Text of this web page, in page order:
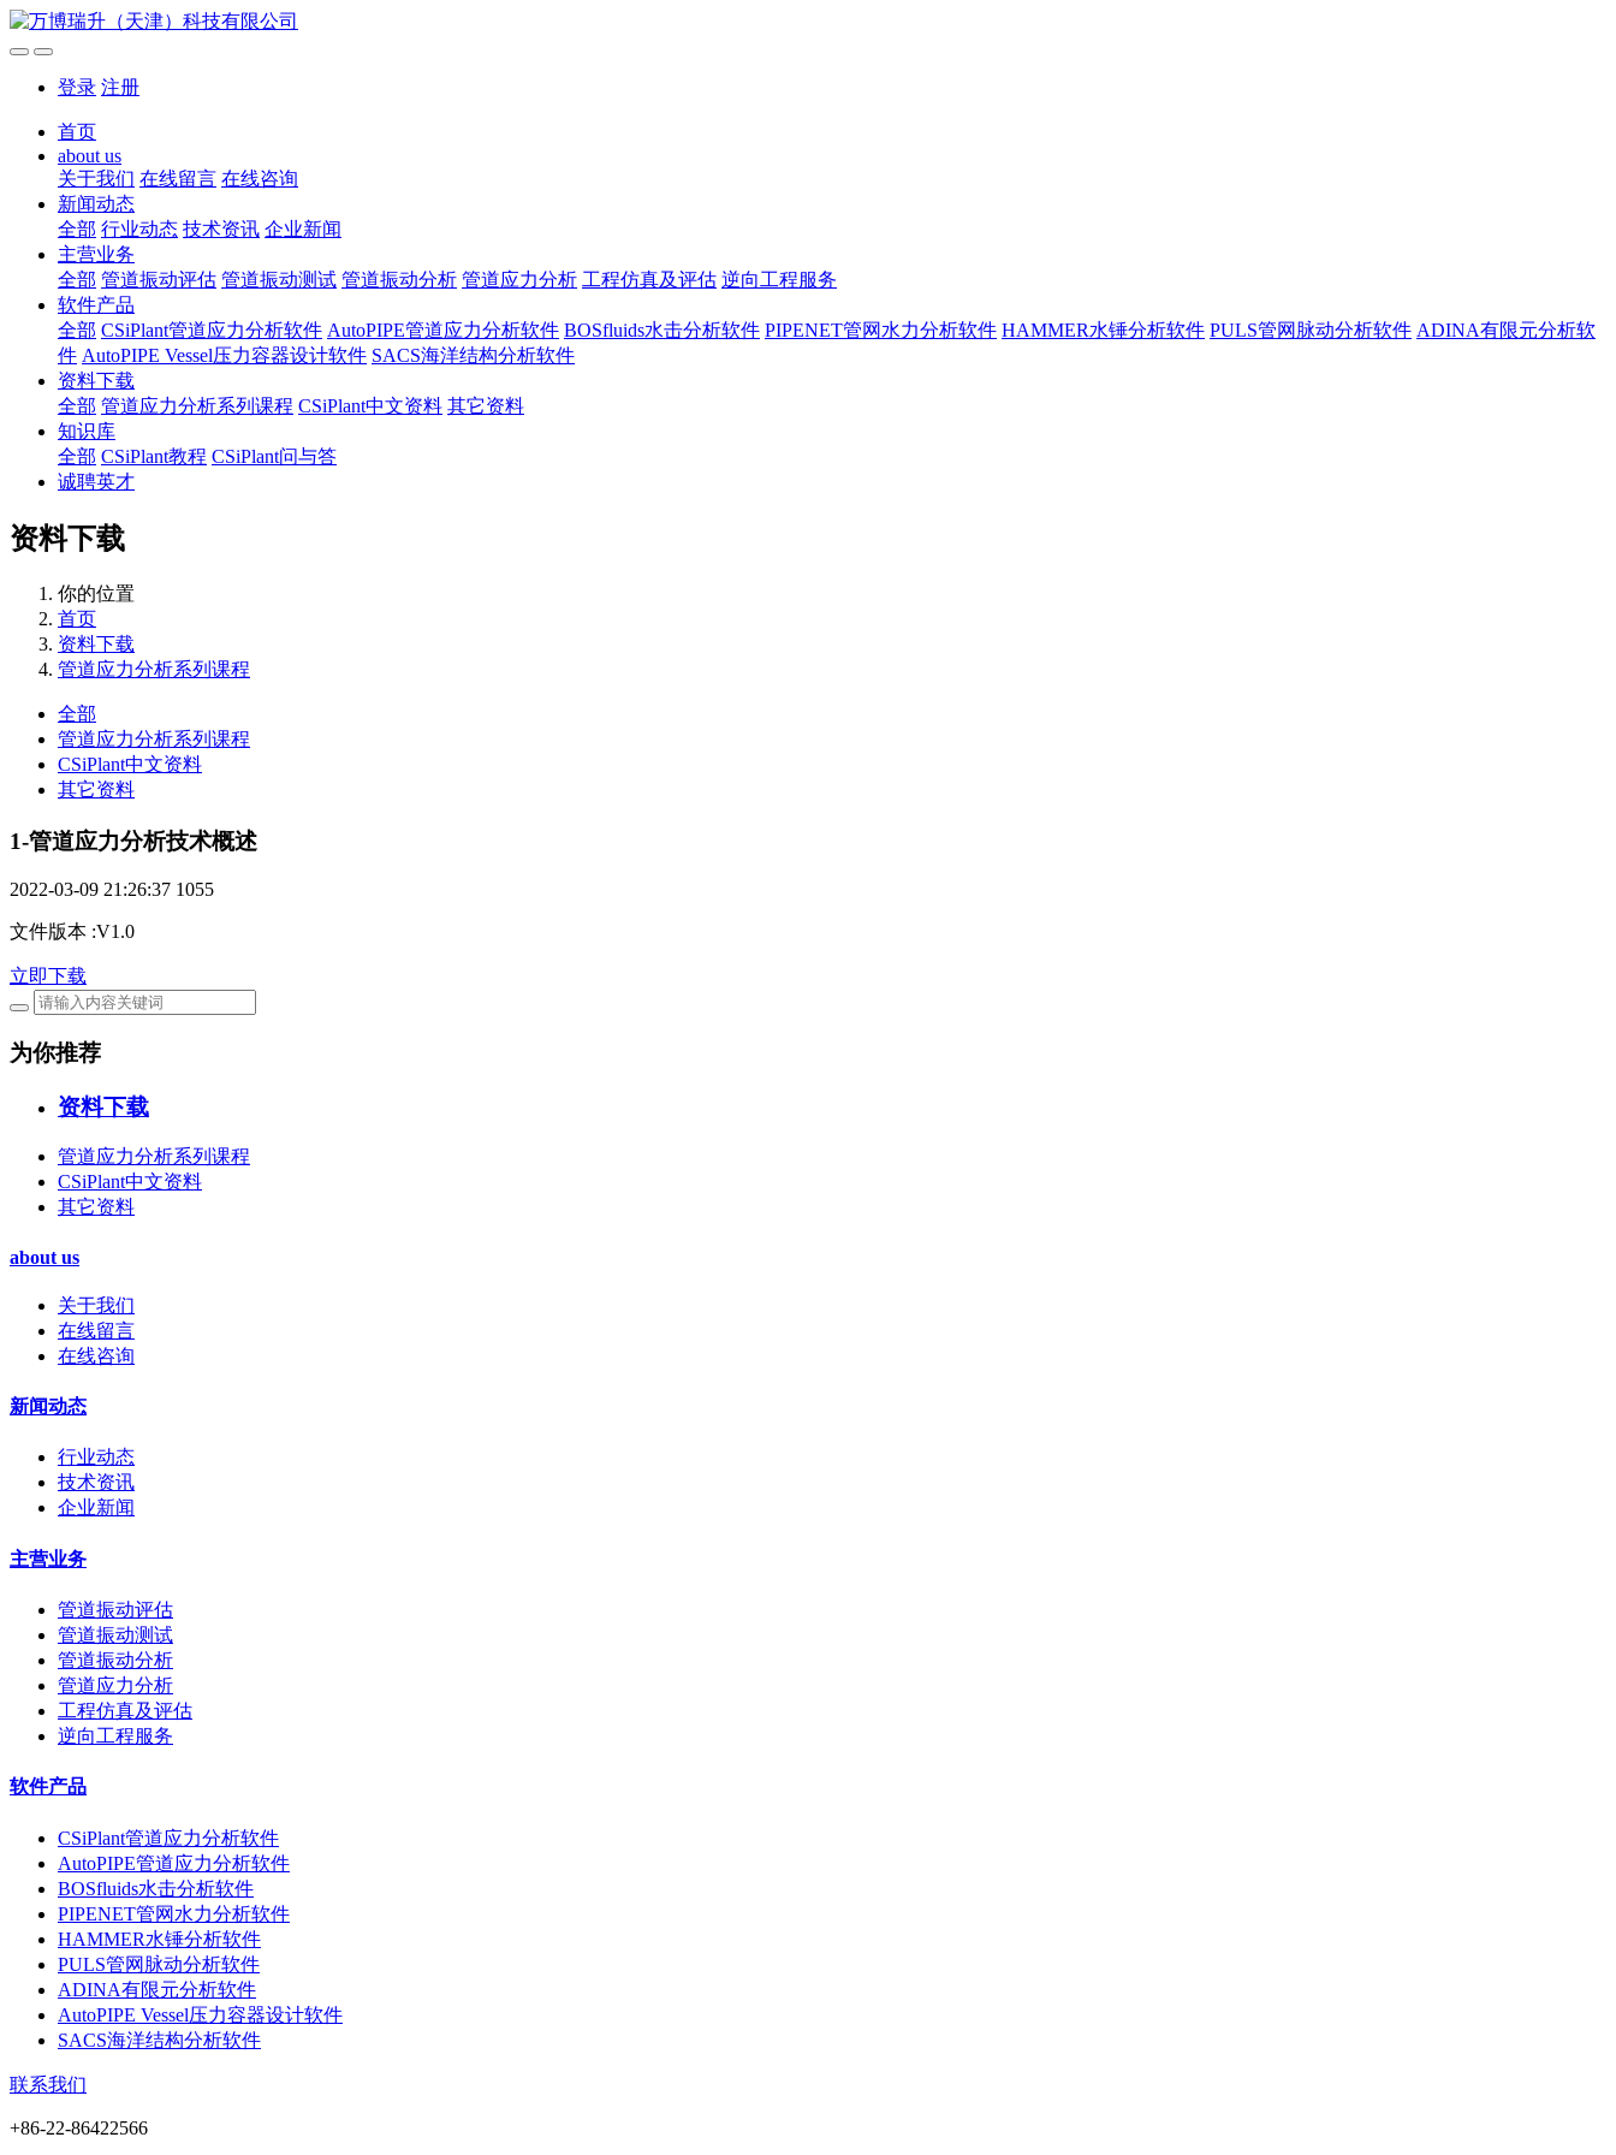
登录 注册
首页
about us
关于我们 在线留言 在线咨询
新闻动态
全部 行业动态 技术资讯 企业新闻
主营业务
全部 管道振动评估 管道振动测试 管道振动分析 管道应力分析 工程仿真及评估 逆向工程服务
软件产品
全部 CSiPlant管道应力分析软件 AutoPIPE管道应力分析软件 BOSfluids水击分析软件 PIPENET管网水力分析软件 HAMMER水锤分析软件 PULS管网脉动分析软件 ADINA有限元分析软
件 AutoPIPE Vessel压力容器设计软件 SACS海洋结构分析软件
资料下载
全部 管道应力分析系列课程 CSiPlant中文资料 其它资料
知识库
全部 CSiPlant教程 CSiPlant问与答
诚聘英才
资料下载
你的位置
首页
资料下载
管道应力分析系列课程
全部
管道应力分析系列课程
CSiPlant中文资料
其它资料
1-管道应力分析技术概述
2022-03-09 21:26:37 1055
文件版本 :V1.0
立即下载
为你推荐
资料下载
管道应力分析系列课程
CSiPlant中文资料
其它资料
about us
关于我们
在线留言
在线咨询
新闻动态
行业动态
技术资讯
企业新闻
主营业务
管道振动评估
管道振动测试
管道振动分析
管道应力分析
工程仿真及评估
逆向工程服务
软件产品
CSiPlant管道应力分析软件
AutoPIPE管道应力分析软件
BOSfluids水击分析软件
PIPENET管网水力分析软件
HAMMER水锤分析软件
PULS管网脉动分析软件
ADINA有限元分析软件
AutoPIPE Vessel压力容器设计软件
SACS海洋结构分析软件
联系我们
+86-22-86422566